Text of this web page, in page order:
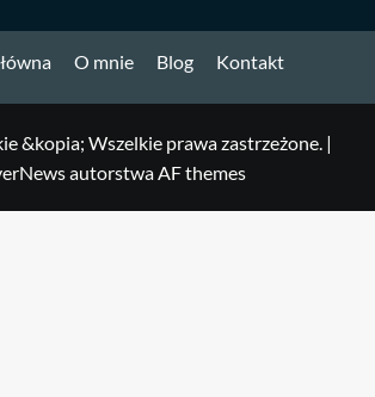
O mnie Blog Kontakt
&kopia; Wszelkie prawa zastrzeżone. |
autorstwa AF themes